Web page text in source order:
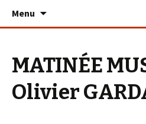
Le PLAN B – La
Menu
MATINÉE
Olivier